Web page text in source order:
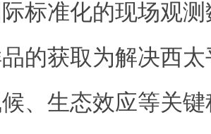
标准化的现场观
的获取为解决西
、生态效应等关